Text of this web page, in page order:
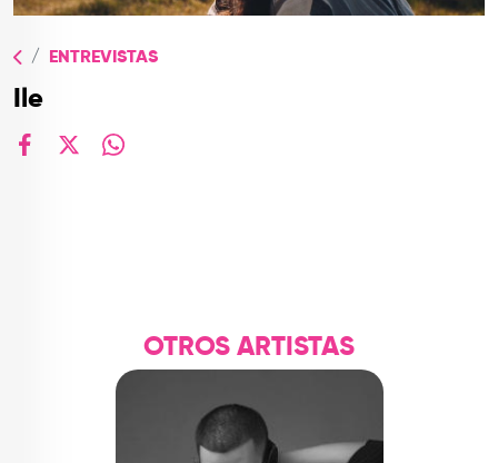
TOP
QUIÉNES SOMOS
CONTACTO
ENTREVISTAS
Ile
OTROS ARTISTAS